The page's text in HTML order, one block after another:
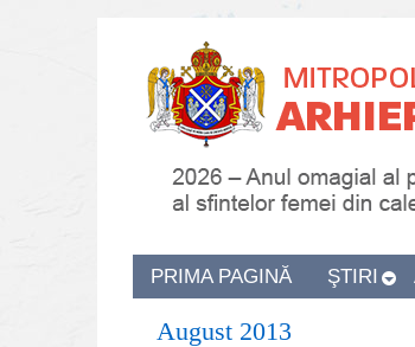
PRIMA PAGINĂ ŞTIRI
August 2013